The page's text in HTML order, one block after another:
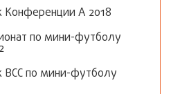
Конференции А 2018
по мини-футболу
ВСС по мини-футболу